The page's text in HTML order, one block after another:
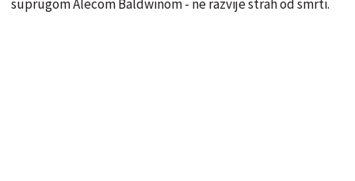
suprugom Alecom Baldwinom - ne razvije strah od smrti.